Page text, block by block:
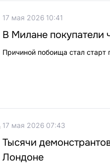
17 мая 2026 10:41
В Милане покупатели
Причиной побоища стал
17 мая 2026 07:43
Тысячи
Лондоне